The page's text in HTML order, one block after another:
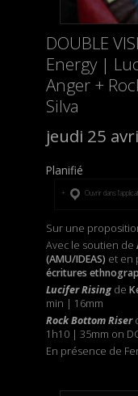
DOUBLE
Energy |
Anger +
Silva
jeudi 25
Planifié
Ouvrir dans
Sur une
Avec le soutien de
(AMU/IDEAS) et en
écritures
Lucifer Risingde
min | 16mm
Rock Bottom Riser
1h10 | 35mm on
En présence de